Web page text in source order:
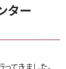
ター
てきました。